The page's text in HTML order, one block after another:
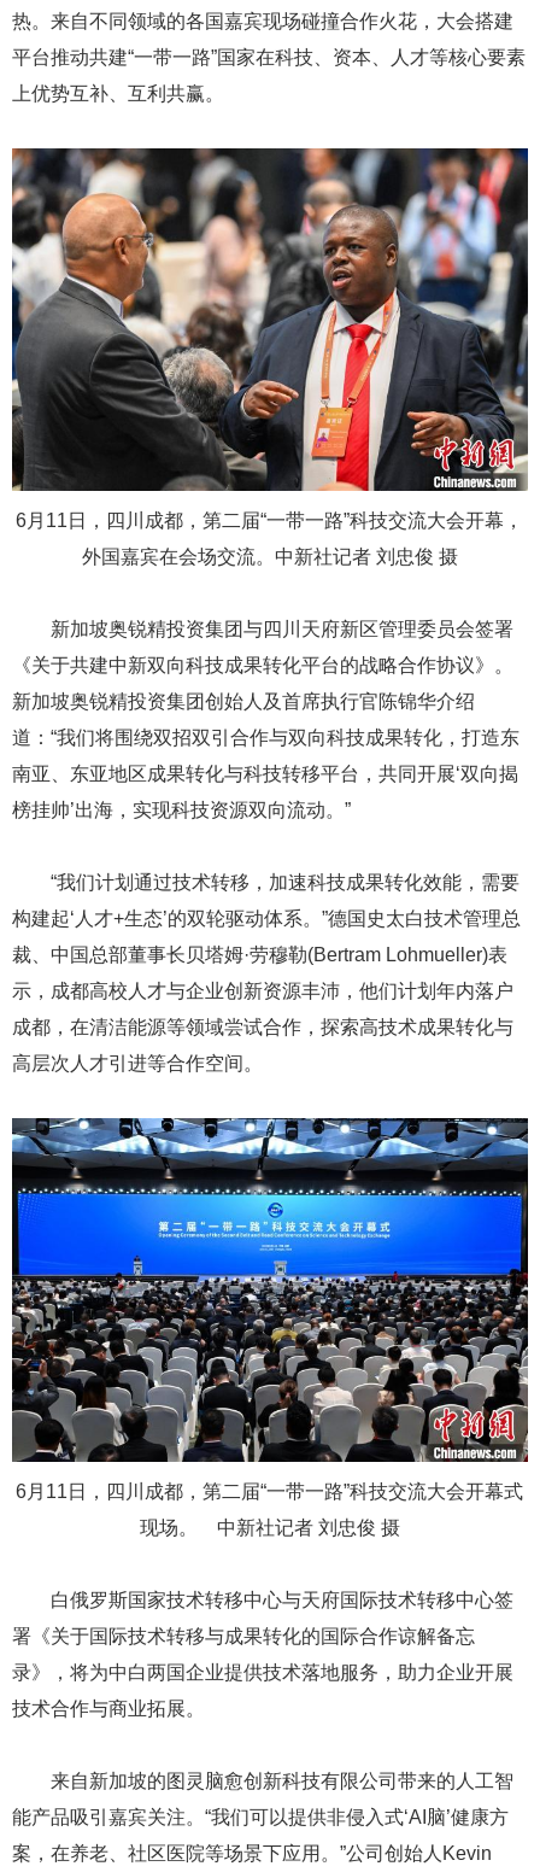
热。来自不同领域的各国嘉宾现场碰撞合作火花，大会搭建
平台推动共建“一带一路”国家在科技、资本、人才等核心要素
上优势互补、互利共赢。
6月11日，四川成都，第二届“一带一路”科技交流大会开幕，
外国嘉宾在会场交流。中新社记者 刘忠俊 摄
新加坡奥锐精投资集团与四川天府新区管理委员会签署
《关于共建中新双向科技成果转化平台的战略合作协议》。
新加坡奥锐精投资集团创始人及首席执行官陈锦华介绍
道：“我们将围绕双招双引合作与双向科技成果转化，打造东
南亚、东亚地区成果转化与科技转移平台，共同开展‘双向揭
榜挂帅’出海，实现科技资源双向流动。”
“我们计划通过技术转移，加速科技成果转化效能，需要
构建起‘人才+生态’的双轮驱动体系。”德国史太白技术管理总
裁、中国总部董事长贝塔姆·劳穆勒(Bertram Lohmueller)表
示，成都高校人才与企业创新资源丰沛，他们计划年内落户
成都，在清洁能源等领域尝试合作，探索高技术成果转化与
高层次人才引进等合作空间。
6月11日，四川成都，第二届“一带一路”科技交流大会开幕式
现场。 中新社记者 刘忠俊 摄
白俄罗斯国家技术转移中心与天府国际技术转移中心签
署《关于国际技术转移与成果转化的国际合作谅解备忘
录》，将为中白两国企业提供技术落地服务，助力企业开展
技术合作与商业拓展。
来自新加坡的图灵脑愈创新科技有限公司带来的人工智
能产品吸引嘉宾关注。“我们可以提供非侵入式‘AI脑’健康方
案，在养老、社区医院等场景下应用。”公司创始人Kevin